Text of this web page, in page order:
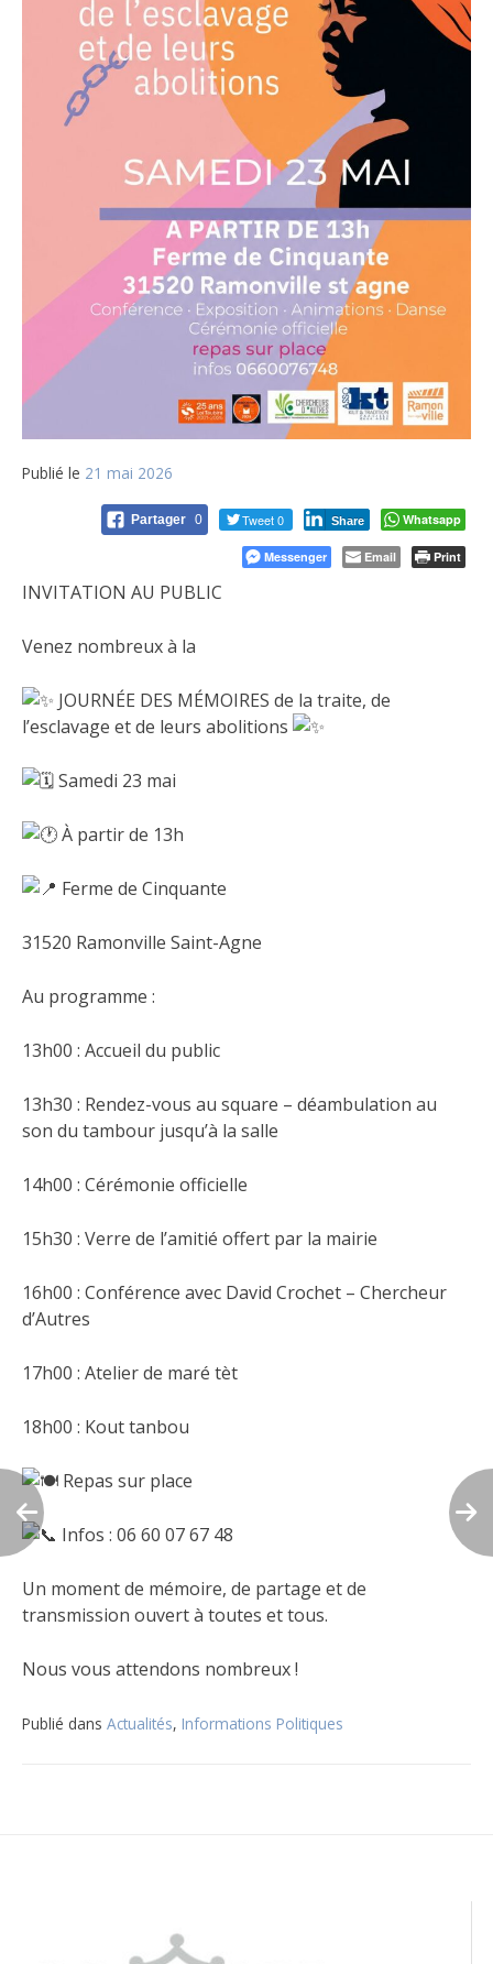
Publié le 21 mai 2026
Partager 0 Tweet 0 Share Whatsapp
Messenger Email Print
INVITATION AU PUBLIC
Venez nombreux à la
JOURNÉE DES MÉMOIRES de la traite, de
l’esclavage et de leurs abolitions
Samedi 23 mai
À partir de 13h
Ferme de Cinquante
31520 Ramonville Saint-Agne
Au programme :
13h00 : Accueil du public
13h30 : Rendez-vous au square – déambulation au
son du tambour jusqu’à la salle
14h00 : Cérémonie officielle
15h30 : Verre de l’amitié offert par la mairie
16h00 : Conférence avec David Crochet – Chercheur
d’Autres
17h00 : Atelier de maré tèt
18h00 : Kout tanbou
Repas sur place
Infos : 06 60 07 67 48
Un moment de mémoire, de partage et de
transmission ouvert à toutes et tous.
Nous vous attendons nombreux !
Publié dans Actualités, Informations Politiques